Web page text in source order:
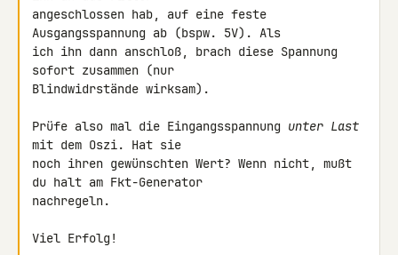
angeschlossen hab, auf eine feste
Ausgangsspannung ab (bspw. 5V). Als
ich ihn dann anschloß, brach diese Spannung
sofort zusammen (nur
Blindwidrstände wirksam).
Prüfe also mal die Eingangsspannung unter Last
mit dem Oszi. Hat sie
noch ihren gewünschten Wert? Wenn nicht, mußt
du halt am Fkt-Generator
nachregeln.
Viel Erfolg!